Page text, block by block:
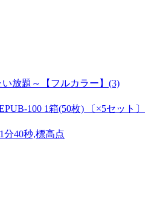
放題～【フルカラー】(3)
100 1箱(50枚) 〔×5セット〕
分40秒,標高点